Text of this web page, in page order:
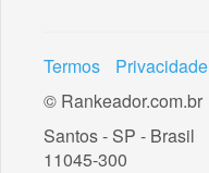
Termos Privacidade
© Rankeador.com.br
Santos - SP - Brasil
11045-300